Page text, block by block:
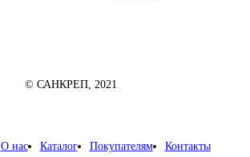
© САНКРЕП, 2021
О нас Каталог Покупателям Контакты